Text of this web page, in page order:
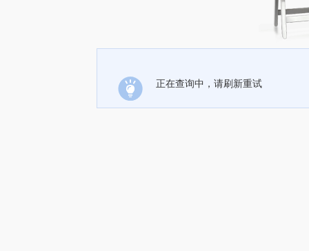
正在查询中，请刷新重试